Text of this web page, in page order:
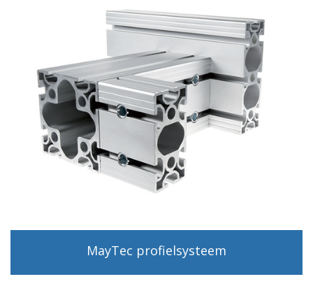
MayTec profielsysteem